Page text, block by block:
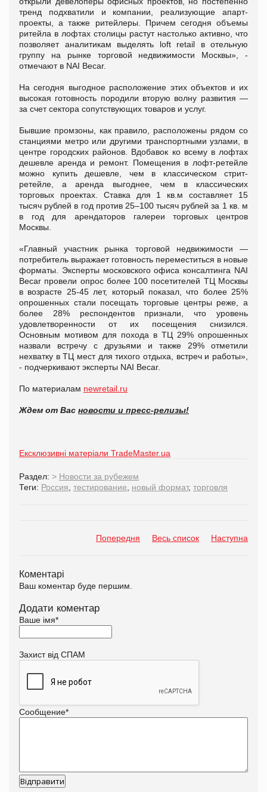
тренд подхватили и компании, реализующие апарт-
проекты, а также ритейлеры. Причем сегодня объемы
ритейла в лофтах столицы растут настолько активно, что
позволяет аналитикам выделять loft retail в отельную
группу на рынке торговой недвижимости Москвы», -
отмечают в NAI Becar.
На сегодня выгодное расположение этих объектов и их
высокая готовность породили вторую волну развития —
за счет сектора сопутствующих товаров и услуг.
Бывшие промзоны, как правило, расположены рядом со
станциями метро или другими транспортными узлами, в
центре городских районов. Вдобавок ко всему в лофтах
дешевле аренда и ремонт. Помещения в лофт-ретейле
можно купить дешевле, чем в классическом стрит-
ретейле, а аренда выгоднее, чем в классических
торговых проектах. Ставка для 1 кв.м составляет 15
тысяч рублей в год против 25–100 тысяч рублей за 1 кв. м
в год для арендаторов галереи торговых центров
Москвы.
«Главный участник рынка торговой недвижимости —
потребитель выражает готовность переместиться в новые
форматы. Эксперты московского офиса консалтинга NAI
Becar провели опрос более 100 посетителей ТЦ Москвы
в возрасте 25-45 лет, который показал, что более 25%
опрошенных стали посещать торговые центры реже, а
более 28% респондентов признали, что уровень
удовлетворенности от их посещения снизился.
Основным мотивом для похода в ТЦ 29% опрошенных
назвали встречу с друзьями и также 29% отметили
нехватку в ТЦ мест для тихого отдыха, встреч и работы»,
- подчеркивают эксперты NAI Becar.
По материалам newretail.ru
Ждем от Вас новости и пресс-релизы!
Ексклюзивні матеріали TradeMaster.ua
Раздел: > Новости за рубежем
Теги: Россия тестирование новый формат, торговля
Попередня Весь список Наступна
Коментарі
Ваш коментар буде першим.
Додати коментар
Ваше імя*
Захист від СПАМ
Сообщение*